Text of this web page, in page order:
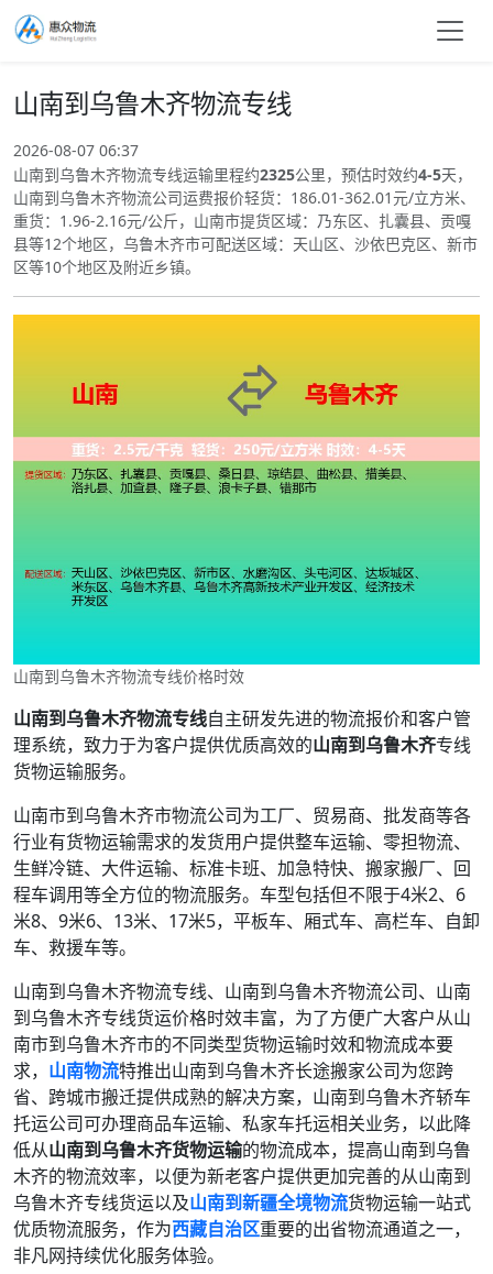
山南到乌鲁木齐物流专线
2026-08-07 06:37
山南到乌鲁木齐物流专线运输里程约2325公里，预估时效约4-5天，
山南到乌鲁木齐物流公司运费报价轻货：186.01-362.01元/立方米、
重货：1.96-2.16元/公斤，山南市提货区域：乃东区、扎囊县、贡嘎
县等12个地区，乌鲁木齐市可配送区域：天山区、沙依巴克区、新市
区等10个地区及附近乡镇。
山南到乌鲁木齐物流专线价格时效
山南到乌鲁木齐物流专线自主研发先进的物流报价和客户管
理系统，致力于为客户提供优质高效的山南到乌鲁木齐专线
货物运输服务。
山南市到乌鲁木齐市物流公司为工厂、贸易商、批发商等各
行业有货物运输需求的发货用户提供整车运输、零担物流、
生鲜冷链、大件运输、标准卡班、加急特快、搬家搬厂、回
程车调用等全方位的物流服务。车型包括但不限于4米2、6
米8、9米6、13米、17米5，平板车、厢式车、高栏车、自卸
车、救援车等。
山南到乌鲁木齐物流专线、山南到乌鲁木齐物流公司、山南
到乌鲁木齐专线货运价格时效丰富，为了方便广大客户从山
南市到乌鲁木齐市的不同类型货物运输时效和物流成本要
求， 山南物流特推出山南到乌鲁木齐长途搬家公司为您跨
省、跨城市搬迁提供成熟的解决方案，山南到乌鲁木齐轿车
托运公司可办理商品车运输、私家车托运相关业务，以此降
低从山南到乌鲁木齐货物运输的物流成本，提高山南到乌鲁
木齐的物流效率，以便为新老客户提供更加完善的从山南到
乌鲁木齐专线货运以及山南到新疆全境物流货物运输一站式
优质物流服务，作为西藏自治区重要的出省物流通道之一，
非凡网持续优化服务体验。